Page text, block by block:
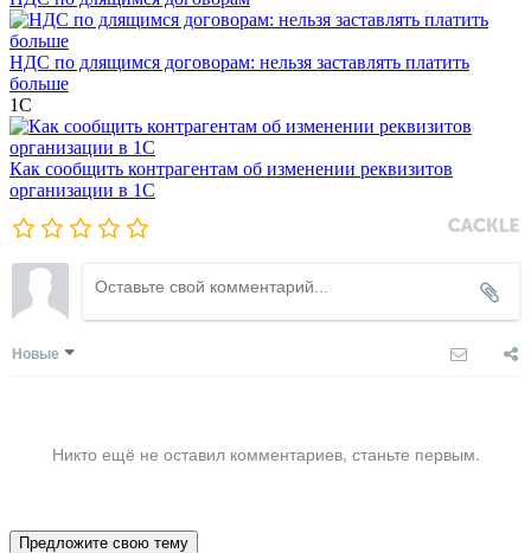
НДС по длящимся договорам: нельзя заставлять платить
больше
1С
Как сообщить контрагентам об изменении реквизитов
организации в 1C
Новые
Никто ещё не оставил комментариев, станьте первым.
Предложите свою тему